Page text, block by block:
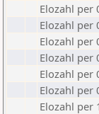
Elozahl per
Elozahl per
Elozahl per
Elozahl per
Elozahl per
Elozahl per
Elozahl per